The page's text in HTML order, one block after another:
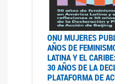
ONU MUJERES
AÑOS DE
LATINA Y EL
30 AÑOS DE LA
PLATAFORMA DE